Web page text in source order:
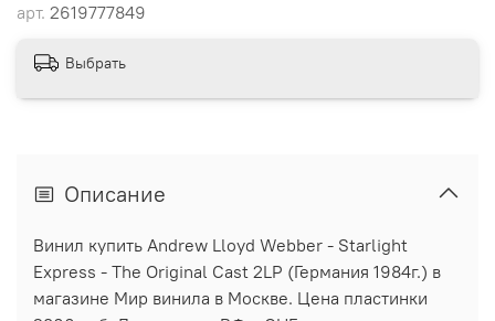
арт. 2619777849
Выбрать
Описание
Винил купить Andrew Lloyd Webber - Starlight
Express - The Original Cast 2LP (Германия 1984г.) в
магазине Мир винила в Москве. Цена пластинки